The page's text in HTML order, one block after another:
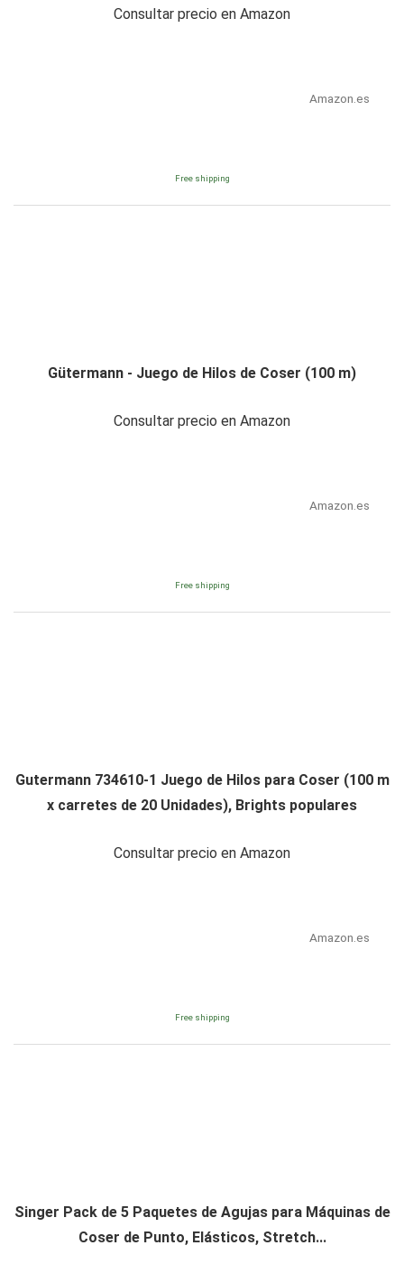
Consultar precio en Amazon
Amazon.es
Free shipping
Gütermann - Juego de Hilos de Coser (100 m)
Consultar precio en Amazon
Amazon.es
Free shipping
Gutermann 734610-1 Juego de Hilos para Coser (100 m
x carretes de 20 Unidades), Brights populares
Consultar precio en Amazon
Amazon.es
Free shipping
Singer Pack de 5 Paquetes de Agujas para Máquinas de
Coser de Punto, Elásticos, Stretch...